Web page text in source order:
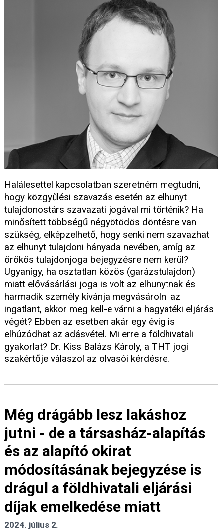
Halálesettel kapcsolatban szeretném megtudni,
hogy közgyűlési szavazás esetén az elhunyt
tulajdonostárs szavazati jogával mi történik? Ha
minősített többségű négyötödös döntésre van
szükség, elképzelhető, hogy senki nem szavazhat
az elhunyt tulajdoni hányada nevében, amíg az
örökös tulajdonjoga bejegyzésre nem kerül?
Ugyanígy, ha osztatlan közös (garázstulajdon)
miatt elővásárlási joga is volt az elhunytnak és
harmadik személy kívánja megvásárolni az
ingatlant, akkor meg kell-e várni a hagyatéki eljárás
végét? Ebben az esetben akár egy évig is
elhúzódhat az adásvétel. Mi erre a földhivatali
gyakorlat? Dr. Kiss Balázs Károly, a THT jogi
szakértője válaszol az olvasói kérdésre.
Még drágább lesz lakáshoz
jutni - de a társasház-alapítás
és az alapító okirat
módosításának bejegyzése is
drágul a földhivatali eljárási
díjak emelkedése miatt
2024. július 2.